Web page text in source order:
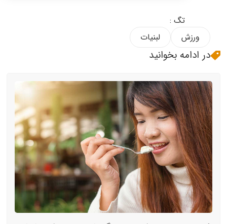
تگ :
ورزش
لبنیات
در ادامه بخوانید